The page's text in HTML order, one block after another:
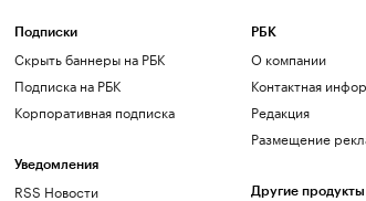
Подписки
Скрыть баннеры на РБК
Подписка на РБК
Корпоративная подписка
Уведомления
RSS Новости
РБК
О компании
Контактная
Редакция
Размещение
Другие